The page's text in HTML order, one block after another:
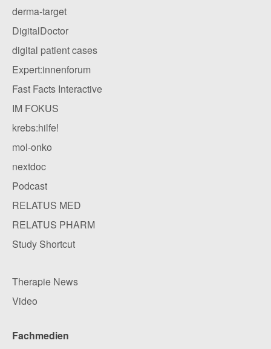
derma-target
DigitalDoctor
digital patient cases
Expert:innenforum
Fast Facts Interactive
IM FOKUS
krebs:hilfe!
mol-onko
nextdoc
Podcast
RELATUS MED
RELATUS PHARM
Study Shortcut
Therapie News
Video
Fachmedien